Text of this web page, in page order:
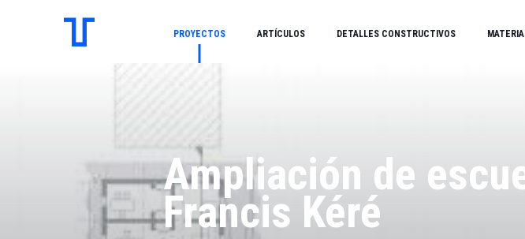
PROYECTOS ARTÍCULOS DETALLES CONSTRUCTIVOS
Ampliación de
Francis Kéré